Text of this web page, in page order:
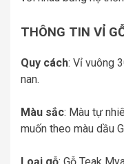
THÔNG TIN VỈ
Quy cách: Vỉ vuông
nan.
Màu sắc: Màu tự
muốn theo màu dầu